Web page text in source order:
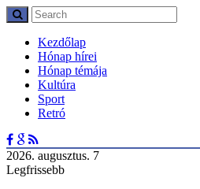
Kezdőlap
Hónap hírei
Hónap témája
Kultúra
Sport
Retró
2026. augusztus. 7
Legfrissebb